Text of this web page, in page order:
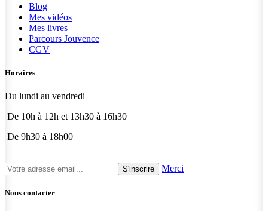
Blog
Mes vidéos
Mes livres
Parcours Jouvence
CGV
Horaires
Du lundi au vendredi
De 10h à 12h et 13h30 à 16h30
De 9h30 à 18h00
S'inscrire Merci
Nous contacter